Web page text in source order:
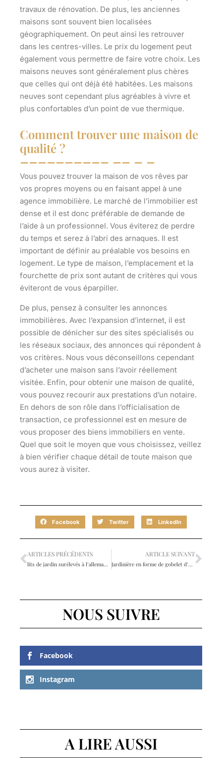
travaux de rénovation. De plus, les anciennes
maisons sont souvent bien localisées
géographiquement. On peut ainsi les retrouver
dans les centres-villes. Le prix du logement peut
également vous permettre de faire votre choix. Les
maisons neuves sont généralement plus chères
que celles qui ont déjà été habitées. Les maisons
neuves sont cependant plus agréables à vivre et
plus confortables d’un point de vue thermique.
Comment trouver une maison de
qualité ?
Vous pouvez trouver la maison de vos rêves par
vos propres moyens ou en faisant appel à une
agence immobilière. Le marché de l’immobilier est
dense et il est donc préférable de demande de
l’aide à un professionnel. Vous éviterez de perdre
du temps et serez à l’abri des arnaques. Il est
important de définir au préalable vos besoins en
logement. Le type de maison, l’emplacement et la
fourchette de prix sont autant de critères qui vous
éviteront de vous éparpiller.
De plus, pensez à consulter les annonces
immobilières. Avec l’expansion d’internet, il est
possible de dénicher sur des sites spécialisés ou
les réseaux sociaux, des annonces qui répondent à
vos critères. Nous vous déconseillons cependant
d’acheter une maison sans l’avoir réellement
visitée. Enfin, pour obtenir une maison de qualité,
vous pouvez recourir aux prestations d’un notaire.
En dehors de son rôle dans l’officialisation de
transaction, ce professionnel est en mesure de
vous proposer des biens immobiliers en vente.
Quel que soit le moyen que vous choisissez, veillez
à bien vérifier chaque détail de toute maison que
vous aurez à visiter.
Facebook Twitter LinkedIn
ARTICLES PRÉCÉDENTS
lits de jardin surélevés à l’allemande
ARTICLE SUIVANT
Jardinière en forme de gobelet d’or DIY
NOUS SUIVRE
Facebook
Instagram
A LIRE AUSSI